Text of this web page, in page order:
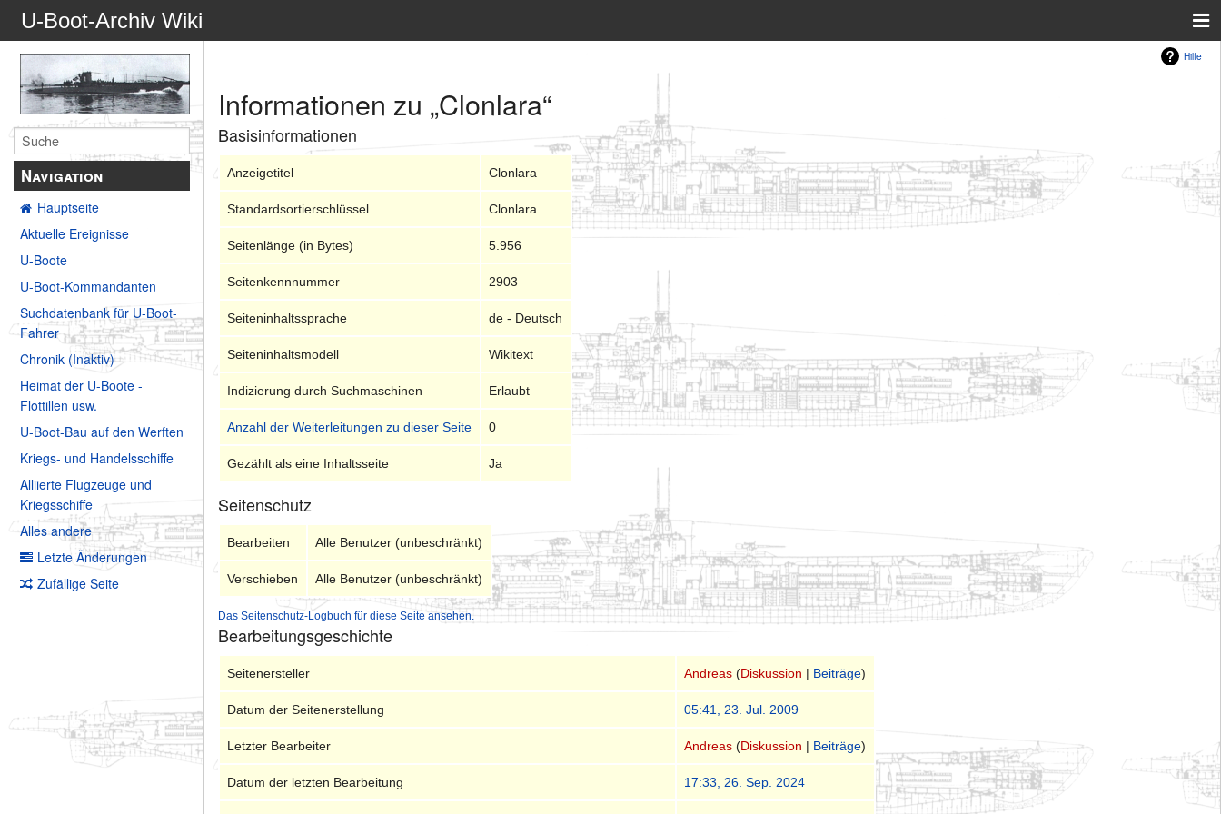
U-Boot-Archiv Wiki
Navigation
Hauptseite
Aktuelle Ereignisse
U-Boote
U-Boot-Kommandanten
Suchdatenbank für U-Boot-
Fahrer
Chronik (Inaktiv)
Heimat der U-Boote -
Flottillen usw.
U-Boot-Bau auf den Werften
Kriegs- und Handelsschiffe
Alliierte Flugzeuge und
Kriegsschiffe
Alles andere
Letzte Änderungen
Zufällige Seite
Hilfe
Informationen zu „Clonlara“
Basisinformationen
Anzeigetitel Clonlara
Standardsortierschlüssel Clonlara
Seitenlänge (in Bytes) 5.956
Seitenkennnummer 2903
Seiteninhaltssprache de - Deutsch
Seiteninhaltsmodell Wikitext
Indizierung durch Suchmaschinen Erlaubt
Anzahl der Weiterleitungen zu dieser Seite 0
Gezählt als eine Inhaltsseite Ja
Seitenschutz
Bearbeiten Alle Benutzer (unbeschränkt)
Verschieben Alle Benutzer (unbeschränkt)
Das Seitenschutz-Logbuch für diese Seite ansehen.
Bearbeitungsgeschichte
Seitenersteller Andreas (Diskussion | Beiträge)
Datum der Seitenerstellung 05:41, 23. Jul. 2009
Letzter Bearbeiter Andreas (Diskussion | Beiträge)
Datum der letzten Bearbeitung 17:33, 26. Sep. 2024